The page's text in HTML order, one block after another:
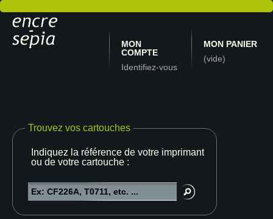
MON
COMPTE
Identifiez-vous
MON PANIER
(vide)
Trouvez vos cartouches
Indiquez la référence de votre imprimante
ou de votre cartouche :